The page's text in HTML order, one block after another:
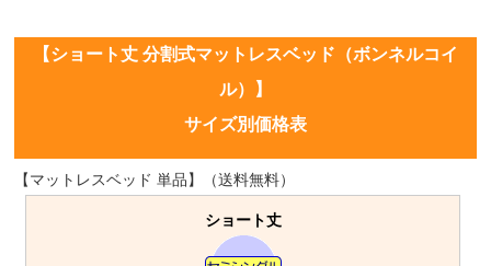
【ショート丈 分割式マットレスベッド（ボンネルコイ
ル）】
サイズ別価格表
【マットレスベッド 単品】（送料無料）
ショート丈